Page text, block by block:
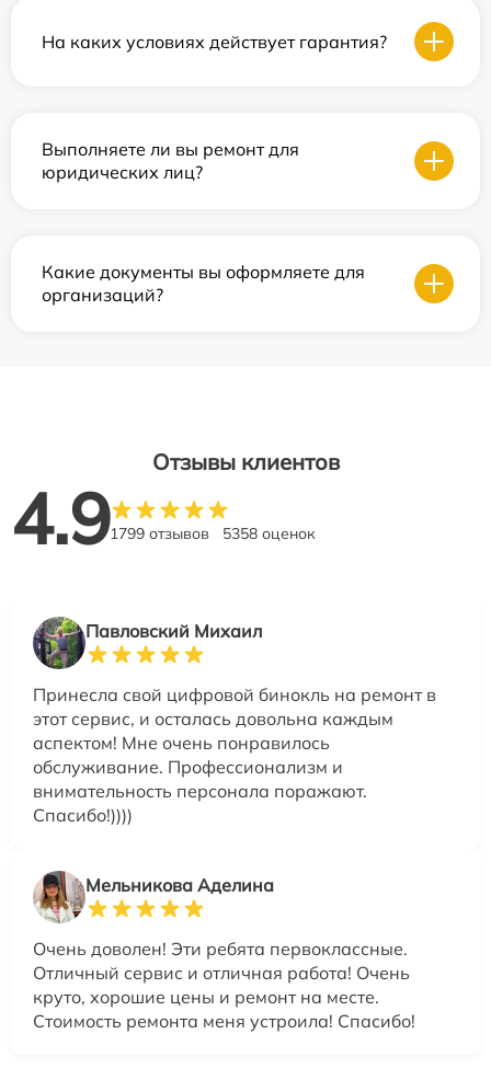
На каких условиях действует гарантия?
Выполняете ли вы ремонт для
юридических лиц?
Какие документы вы оформляете для
организаций?
Отзывы клиентов
4.91799 отзывов 5358 оценок
Павловский Михаил
Принесла свой цифровой бинокль на ремонт в
этот сервис, и осталась довольна каждым
аспектом! Мне очень понравилось
обслуживание. Профессионализм и
внимательность персонала поражают.
Спасибо!))))
Мельникова Аделина
Очень доволен! Эти ребята первоклассные.
Отличный сервис и отличная работа! Очень
круто, хорошие цены и ремонт на месте.
Стоимость ремонта меня устроила! Спасибо!